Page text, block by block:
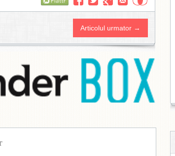
Articolul urmator →